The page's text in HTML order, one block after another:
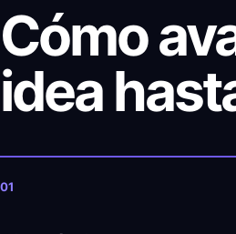
Cómo
idea
01